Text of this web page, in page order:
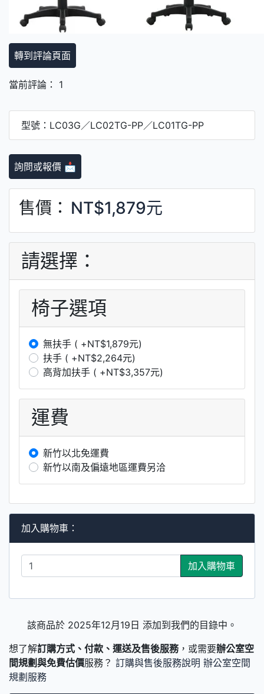
轉到評論頁面
當前評論： 1
型號：LC03G／LC02TG-PP／LC01TG-PP
詢問或報價 📩
售價： NT$1,879元
請選擇：
椅子選項
無扶手 ( +NT$1,879元)
扶手 ( +NT$2,264元)
高背加扶手 ( +NT$3,357元)
運費
新竹以北免運費
新竹以南及偏遠地區運費另洽
加入購物車：
加入購物車
該商品於 2025年12月19日 添加到我們的目錄中。
想了解訂購方式、付款、運送及售後服務，或需要辦公室空
間規劃與免費估價服務？ 訂購與售後服務說明 辦公室空間
規劃服務